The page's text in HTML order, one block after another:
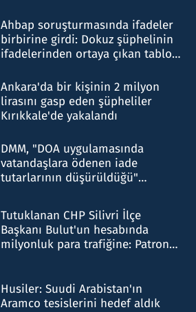
Ahbap soruşturmasında ifadeler
birbirine girdi: Dokuz şüphelinin
ifadelerinden ortaya çıkan tablo
Ankara'da bir kişinin 2 milyon
lirasını gasp eden şüpheliler
Kırıkkale'de yakalandı
DMM, "DOA uygulamasında
vatandaşlara ödenen iade
tutarlarının düşürüldüğü"
Tutuklanan CHP Silivri İlçe
Başkanı Bulut'un hesabında
milyonluk para trafiğine: Patron
Husiler: Suudi Arabistan'ın
Aramco tesislerini hedef aldık